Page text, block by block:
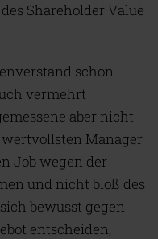
Shareholder Value
schon
vermehrt
aber nicht
Manager
Job wegen der
und nicht bloß des
bewusst gegen
entscheiden,